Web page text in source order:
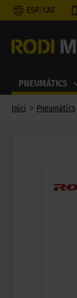
ESP/CAT
PNEUMÀTICS
Inici > Pneumàtics